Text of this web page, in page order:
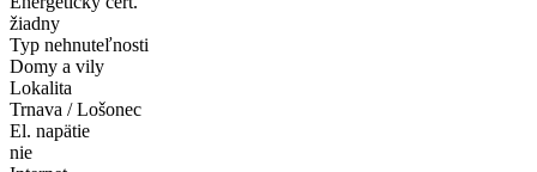
žiadny
Typ nehnuteľnosti
Domy a vily
Lokalita
Trnava / Lošonec
El. napätie
nie